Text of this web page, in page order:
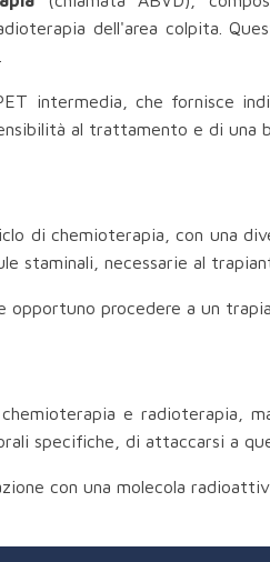
dell'area colpita.
intermedia, che fornisce
al trattamento e di una
di chemioterapia, con una
staminali, necessarie al
opportuno procedere a un
e radioterapia,
specifiche, di attaccarsi a
con una molecola